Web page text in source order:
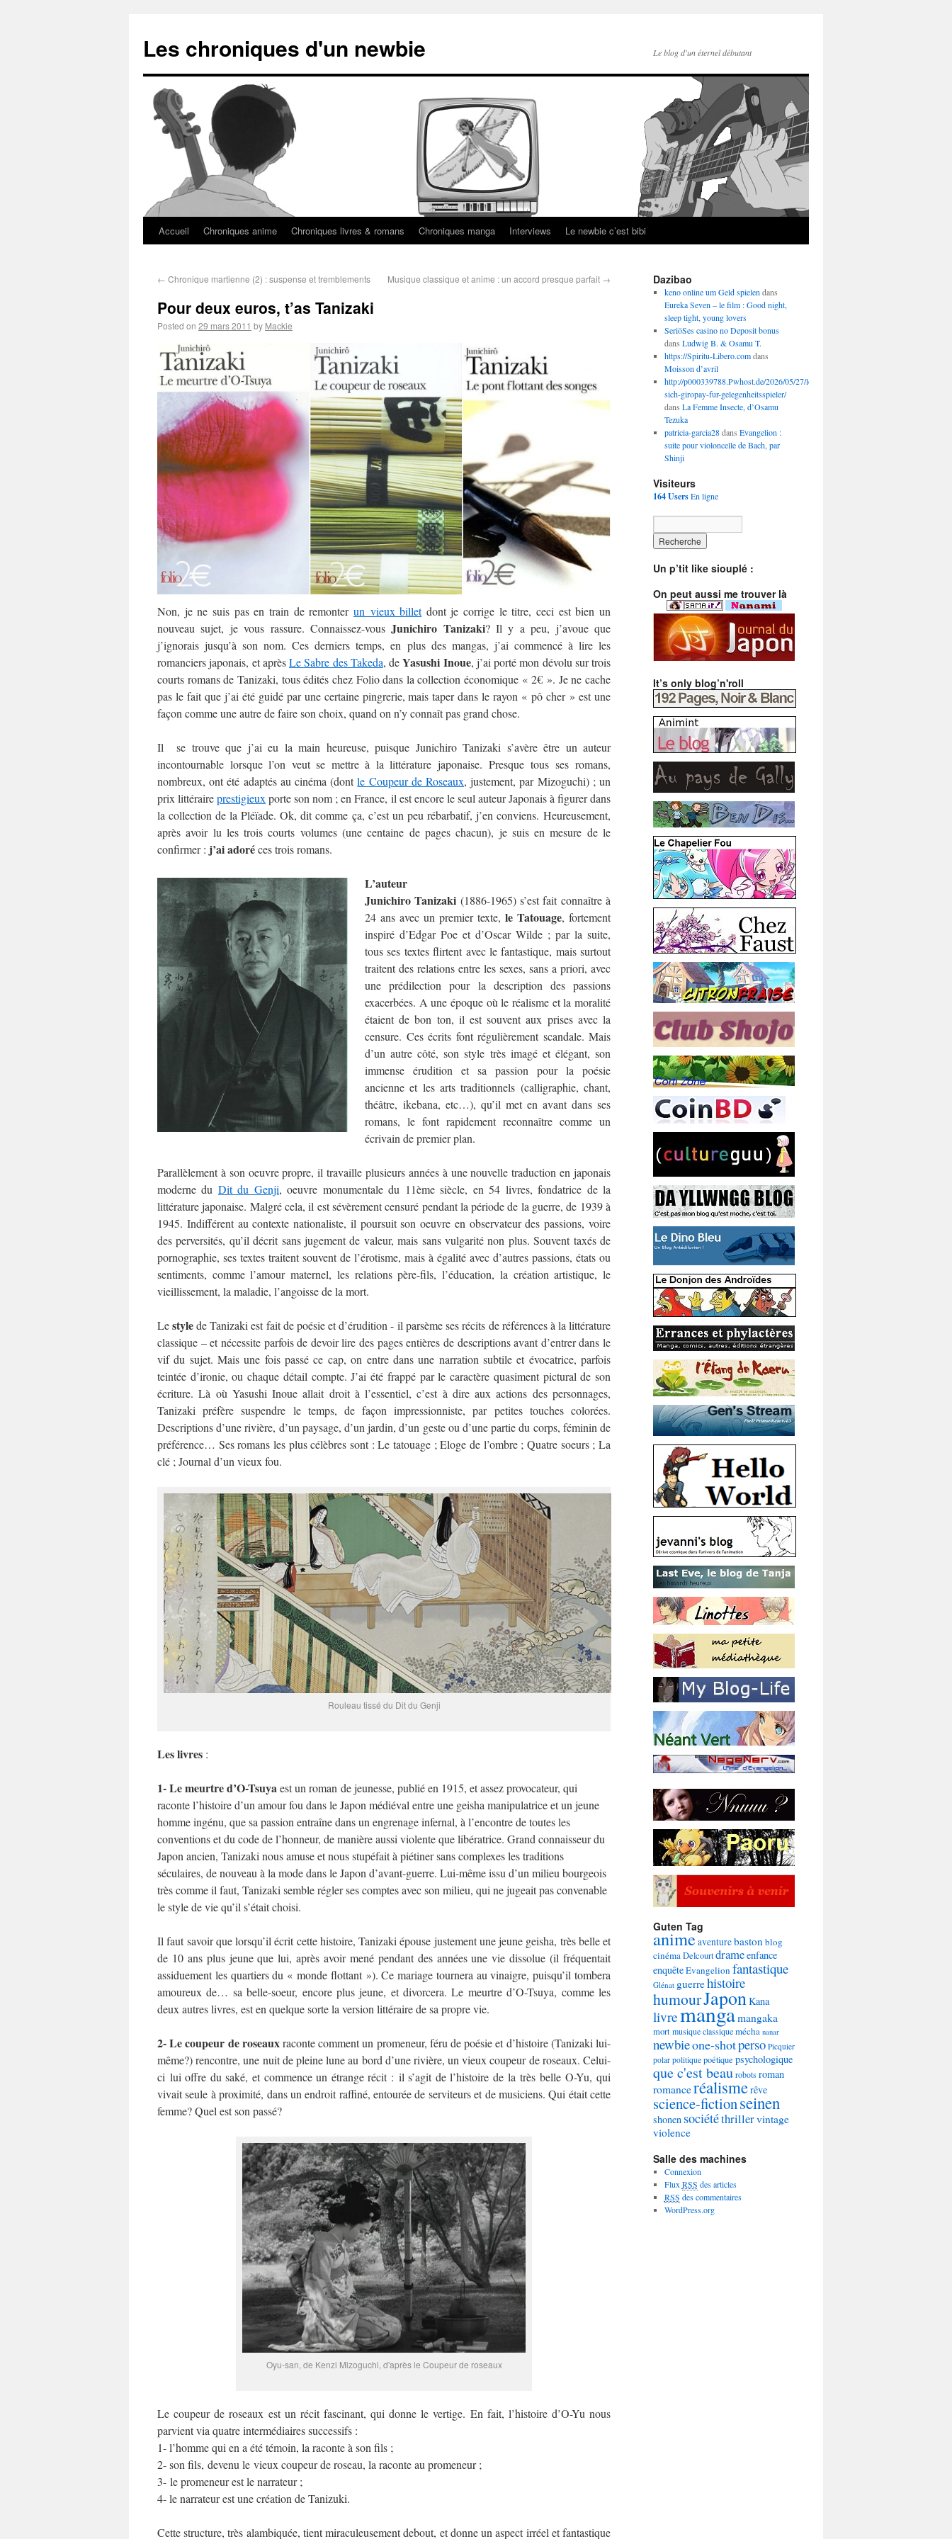
Les chroniques d'un newbie Le blog d'un éternel débutant
Accueil Chroniques anime Chroniques livres & romans Chroniques manga Interviews Le newbie c’est bibi
← Chronique martienne (2) : suspense et tremblements Musique classique et anime : un accord presque parfait →
Pour deux euros, t’as Tanizaki
Posted on 29 mars 2011 by Mackie
Non, je ne suis pas en train de remonter un vieux billetdont je corrige le titre, ceci est bien un
nouveau sujet, je vous rassure. Connaissez-vousJunichiro Tanizaki? Il y a peu, j’avoue que
j’ignorais jusqu’à son nom. Ces derniers temps, en plus des mangas, j’ai commencé à lire les
romanciers japonais, et aprèsLe Sabre des Takeda, deYasushi Inoue, j’ai porté mon dévolu sur trois
courts romans de Tanizaki, tous édités chez Folio dans la collection économique « 2€ ». Je ne cache
pas le fait que j’ai été guidé par une certaine pingrerie, mais taper dans le rayon « pô cher » est une
façon comme une autre de faire son choix, quand on n’y connaît pas grand chose.
Il se trouve que j’ai eu la main heureuse, puisque Junichiro Tanizaki s’avère être un auteur
incontournable lorsque l’on veut se mettre à la littérature japonaise. Presque tous ses romans,
nombreux, ont été adaptés au cinéma (dontle Coupeur de Roseaux, justement, par Mizoguchi) ; un
prix littéraireprestigieux porte son nom ; en France, il est encore le seul auteur Japonais à figurer dans
la collection de la Pléïade. Ok, dit comme ça, c’est un peu rébarbatif, j’en conviens. Heureusement,
après avoir lu les trois courts volumes (une centaine de pages chacun), je suis en mesure de le
confirmer : j’ai adoréces trois romans.
L’auteur
Junichiro Tanizaki (1886-1965) s’est fait connaître à
24 ans avec un premier texte, le Tatouage, fortement
inspiré d’Edgar Poe et d’Oscar Wilde ; par la suite,
tous ses textes flirtent avec le fantastique, mais surtout
traitent des relations entre les sexes, sans a priori, avec
une prédilection pour la description des passions
exacerbées. A une époque où le réalisme et la moralité
étaient de bon ton, il est souvent aux prises avec la
censure. Ces écrits font régulièrement scandale. Mais
d’un autre côté, son style très imagé et élégant, son
immense érudition et sa passion pour la poésie
ancienne et les arts traditionnels (calligraphie, chant,
théâtre, ikebana, etc…), qu’il met en avant dans ses
romans, le font rapidement reconnaître comme un
écrivain de premier plan.
Parallèlement à son oeuvre propre, il travaille plusieurs années à une nouvelle traduction en japonais
moderne du Dit du Genji, oeuvre monumentale du 11ème siècle, en 54 livres, fondatrice de la
littérature japonaise. Malgré cela, il est sévèrement censuré pendant la période de la guerre, de 1939 à
1945. Indifférent au contexte nationaliste, il poursuit son oeuvre en observateur des passions, voire
des perversités, qu’il décrit sans jugement de valeur, mais sans vulgarité non plus. Souvent taxés de
pornographie, ses textes traitent souvent de l’érotisme, mais à égalité avec d’autres passions, états ou
sentiments, comme l’amour maternel, les relations père-fils, l’éducation, la création artistique, le
vieillissement, la maladie, l’angoisse de la mort.
Lestylede Tanizaki est fait de poésie et d’érudition - il parsème ses récits de références à la littérature
classique – et nécessite parfois de devoir lire des pages entières de descriptions avant d’entrer dans le
vif du sujet. Mais une fois passé ce cap, on entre dans une narration subtile et évocatrice, parfois
teintée d’ironie, ou chaque détail compte. J’ai été frappé par le caractère quasiment pictural de son
écriture. Là où Yasushi Inoue allait droit à l’essentiel, c’est à dire aux actions des personnages,
Tanizaki préfère suspendre le temps, de façon impressionniste, par petites touches colorées.
Descriptions d’une rivière, d’un paysage, d’un jardin, d’un geste ou d’une partie du corps, féminin de
préférence… Ses romans les plus célèbres sont : Le tatouage ; Eloge de l’ombre ; Quatre soeurs ; La
clé ; Journal d’un vieux fou.
Rouleau tissé du Dit du Genji
Les livres :
1- Le meurtre d’O-Tsuya est un roman de jeunesse, publié en 1915, et assez provocateur, qui
raconte l’histoire d’un amour fou dans le Japon médiéval entre une geisha manipulatrice et un jeune
homme ingénu, que sa passion entraîne dans un engrenage infernal, à l’encontre de toutes les
conventions et du code de l’honneur, de manière aussi violente que libératrice. Grand connaisseur du
Japon ancien, Tanizaki nous amuse et nous stupéfait à piétiner sans complexes les traditions
séculaires, de nouveau à la mode dans le Japon d’avant-guerre. Lui-même issu d’un milieu bourgeois
très comme il faut, Tanizaki semble régler ses comptes avec son milieu, qui ne jugeait pas convenable
le style de vie qu’il s’était choisi.
Il faut savoir que lorsqu’il écrit cette histoire, Tanizaki épouse justement une jeune geisha, très belle et
de 10 ans plus jeune que lui, après avoir mené pendant des années une vie dissolue (il fréquentait
assiduement les quartiers du « monde flottant »). Ce mariage tournera au vinaigre, puisqu’il tombera
amoureux de… sa belle-soeur, encore plus jeune, et divorcera. Le meurtre d’O-Tsuya, comme les
deux autres livres, est en quelque sorte la version littéraire de sa propre vie.
2- Le coupeur de roseauxraconte comment un promeneur, féru de poésie et d’histoire (Tanizaki lui-
même?) rencontre, une nuit de pleine lune au bord d’une rivière, un vieux coupeur de roseaux. Celui-
ci lui offre du saké, et commence un étrange récit : il s’agit de l’histoire de la très belle O-Yu, qui
vivait seule à proximité, dans un endroit raffiné, entourée de serviteurs et de musiciens. Qui était cette
femme? Quel est son passé?
Oyu-san, de Kenzi Mizoguchi, d'après le Coupeur de roseaux
Le coupeur de roseaux est un récit fascinant, qui donne le vertige. En fait, l’histoire d’O-Yu nous
parvient via quatre intermédiaires successifs :
1- l’homme qui en a été témoin, la raconte à son fils ;
2- son fils, devenu le vieux coupeur de roseau, la raconte au promeneur ;
3- le promeneur est le narrateur ;
4- le narrateur est une création de Tanizuki.
Cette structure, très alambiquée, tient miraculeusement debout, et donne un aspect irréel et fantastique
Dazibao
keno online um Geld spielen dans
Eureka Seven – le film : Good night,
sleep tight, young lovers
SeriöSes casino no Deposit bonus
dans Ludwig B. & Osamu T.
https://Spiritu-Libero.comdans
Moisson d’avril
http://p000339788.Pwhost.de/2026/05/27/lohnt-
sich-giropay-fur-gelegenheitsspieler/
dans La Femme Insecte, d’Osamu
Tezuka
patricia-garcia28dans Evangelion :
suite pour violoncelle de Bach, par
Shinji
Visiteurs
164 UsersEn ligne
Un p’tit like siouplé :
On peut aussi me trouver là
It’s only blog’n'roll
Guten Tag
animeaventurebaston blog
cinémaDelcourtdrameenfance
enquêteEvangelion fantastique
Glénat guerrehistoire
humourJapon Kana
livremangamangaka
mortmusique classiquemécha nanar
newbieone-shotperso Picquier
polar politique poétique psychologique
que c'est beaurobotsroman
romanceréalismerêve
science-fictionseinen
shonen sociététhrillervintage
violence
Salle des machines
Connexion
Flux RSS des articles
RSS des commentaires
WordPress.org